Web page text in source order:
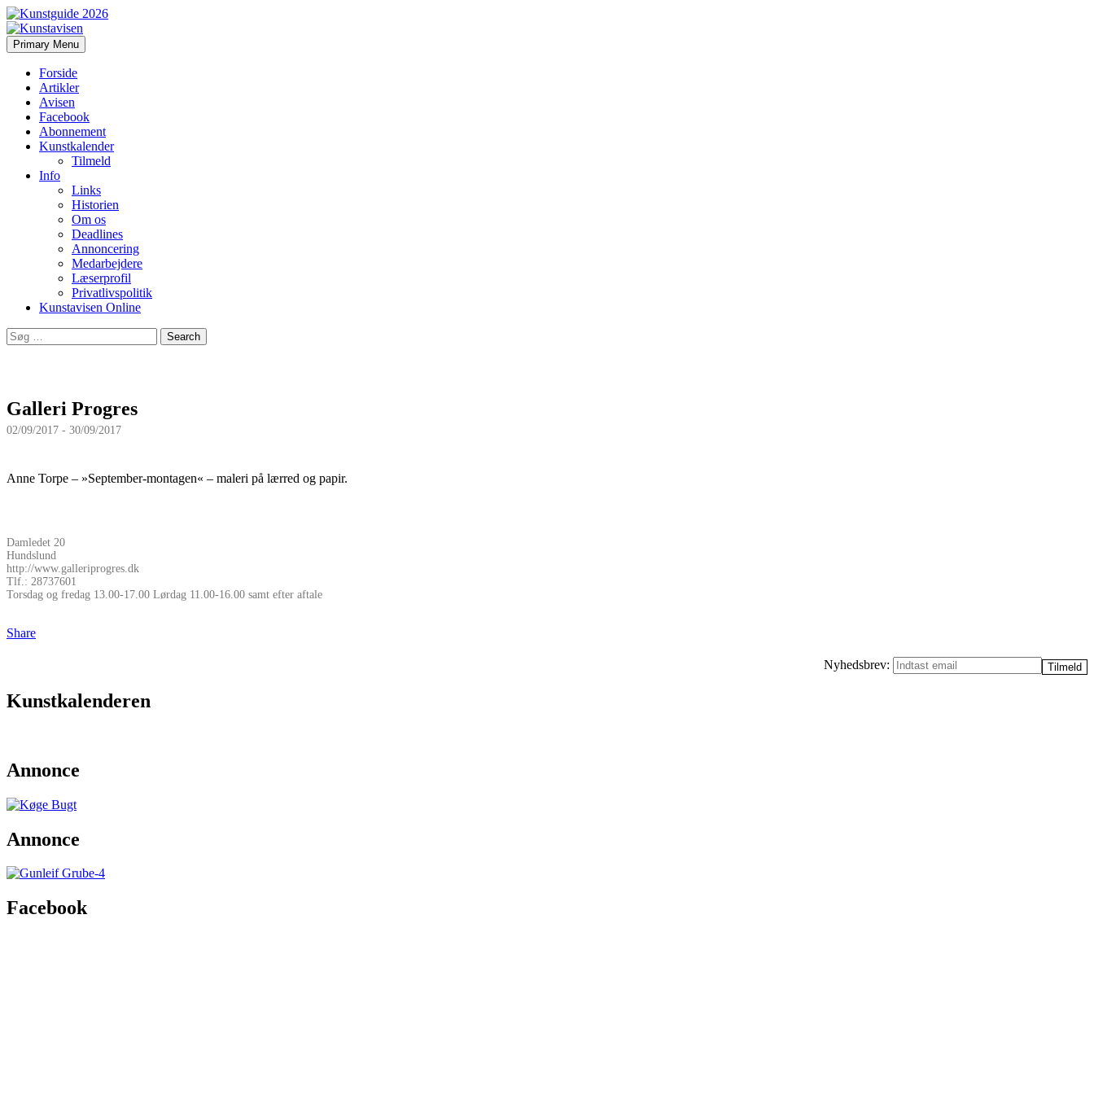
Kunstavisen
Search
Primary Menu Skip
to
Forside
Artikler
Avisen
Facebook
Abonnement
Kunstkalender
Tilmeld
Info
Links
Historien
Om os
Deadlines
Annoncering
Medarbejdere
Læserprofil
Privatlivspolitik
Kunstavisen Online
Search
for:
Galleri Progres
02/09/2017 - 30/09/2017
Anne Torpe – »September-montagen« – maleri på lærred og papir.
Damledet 20
Hundslund
http://www.galleriprogres.dk
Tlf.: 28737601
Torsdag og fredag 13.00-17.00 Lørdag 11.00-16.00 samt efter aftale
Share
Nyhedsbrev:
Kunstkalenderen
Annonce
Annonce
Facebook